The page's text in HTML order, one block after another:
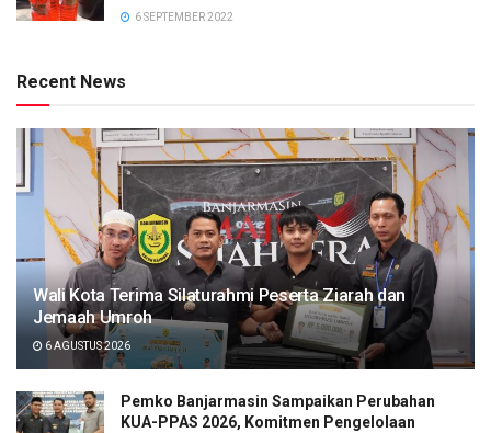
6 SEPTEMBER 2022
Recent News
Wali Kota Terima Silaturahmi Peserta Ziarah dan
Jemaah Umroh
6 AGUSTUS 2026
Pemko Banjarmasin Sampaikan Perubahan
KUA-PPAS 2026, Komitmen Pengelolaan